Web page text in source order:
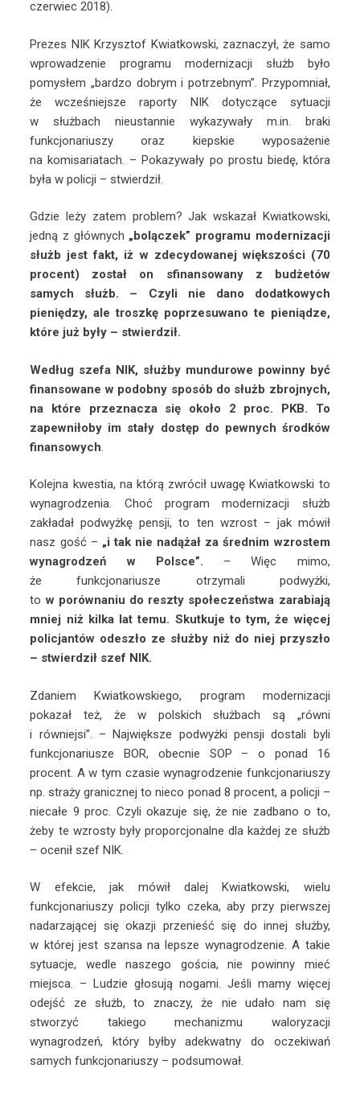
czerwiec 2018).
Prezes NIK Krzysztof Kwiatkowski, zaznaczył, że samo
wprowadzenie programu modernizacji służb było
pomysłem „bardzo dobrym i potrzebnym”. Przypomniał,
że wcześniejsze raporty NIK dotyczące sytuacji
w służbach nieustannie wykazywały m.in. braki
funkcjonariuszy oraz kiepskie wyposażenie
na komisariatach. – Pokazywały po prostu biedę, która
była w policji – stwierdził.
Gdzie leży zatem problem? Jak wskazał Kwiatkowski,
jedną z głównych „bolączek” programu modernizacji
służb jest fakt, iż w zdecydowanej większości (70
procent) został on sfinansowany z budżetów
samych służb. – Czyli nie dano dodatkowych
pieniędzy, ale troszkę poprzesuwano te pieniądze,
które już były – stwierdził.
Według szefa NIK, służby mundurowe powinny być
finansowane w podobny sposób do służb zbrojnych,
na które przeznacza się około 2 proc. PKB. To
zapewniłoby im stały dostęp do pewnych środków
finansowych.
Kolejna kwestia, na którą zwrócił uwagę Kwiatkowski to
wynagrodzenia. Choć program modernizacji służb
zakładał podwyżkę pensji, to ten wzrost – jak mówił
nasz gość – „i tak nie nadążał za średnim wzrostem
wynagrodzeń w Polsce”. – Więc mimo,
że funkcjonariusze otrzymali podwyżki,
tow porównaniu do reszty społeczeństwa zarabiają
mniej niż kilka lat temu. Skutkuje to tym, że więcej
policjantów odeszło ze służby niż do niej przyszło
– stwierdził szef NIK.
Zdaniem Kwiatkowskiego, program modernizacji
pokazał też, że w polskich służbach są „równi
i równiejsi”. – Największe podwyżki pensji dostali byli
funkcjonariusze BOR, obecnie SOP – o ponad 16
procent. A w tym czasie wynagrodzenie funkcjonariuszy
np. straży granicznej to nieco ponad 8 procent, a policji –
niecałe 9 proc. Czyli okazuje się, że nie zadbano o to,
żeby te wzrosty były proporcjonalne dla każdej ze służb
– ocenił szef NIK.
W efekcie, jak mówił dalej Kwiatkowski, wielu
funkcjonariuszy policji tylko czeka, aby przy pierwszej
nadarzającej się okazji przenieść się do innej służby,
w której jest szansa na lepsze wynagrodzenie. A takie
sytuacje, wedle naszego gościa, nie powinny mieć
miejsca. – Ludzie głosują nogami. Jeśli mamy więcej
odejść ze służb, to znaczy, że nie udało nam się
stworzyć takiego mechanizmu waloryzacji
wynagrodzeń, który byłby adekwatny do oczekiwań
samych funkcjonariuszy – podsumował.